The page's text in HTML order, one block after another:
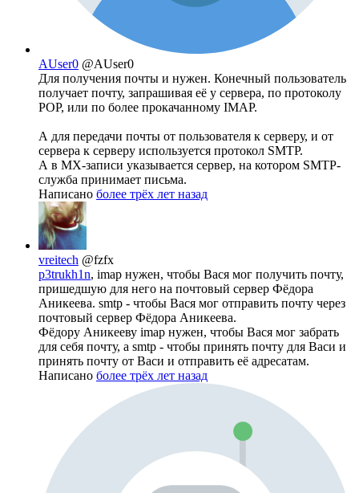
AUser0 @AUser0
Для получения почты и нужен. Конечный пользователь
получает почту, запрашивая её у сервера, по протоколу
POP, или по более прокачанному IMAP.
А для передачи почты от пользователя к серверу, и от
сервера к серверу используется протокол SMTP.
А в MX-записи указывается сервер, на котором SMTP-
служба принимает письма.
Написано более трёх лет назад
vreitech @fzfx
p3trukh1n, imap нужен, чтобы Вася мог получить почту,
пришедшую для него на почтовый сервер Фёдора
Аникеева. smtp - чтобы Вася мог отправить почту через
почтовый сервер Фёдора Аникеева.
Фёдору Аникееву imap нужен, чтобы Вася мог забрать
для себя почту, а smtp - чтобы принять почту для Васи и
принять почту от Васи и отправить её адресатам.
Написано более трёх лет назад